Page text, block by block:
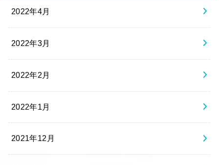
2022年4月
2022年3月
2022年2月
2022年1月
2021年12月